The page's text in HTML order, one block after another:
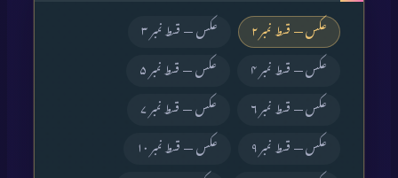
عکس — قسط نمبر ۲ عکس — قسط نمبر ۳
عکس — قسط نمبر ۴ عکس — قسط نمبر ۵
عکس — قسط نمبر ۶ عکس — قسط نمبر ۷
عکس — قسط نمبر ۹ عکس — قسط نمبر ۱۰